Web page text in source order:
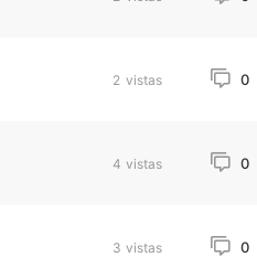
2 vistas 0
4 vistas 0
3 vistas 0